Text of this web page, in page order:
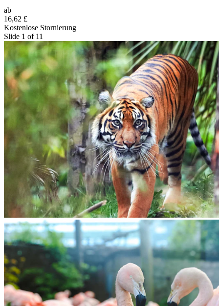
ab
16,62 £
Kostenlose Stornierung
Slide 1 of 11